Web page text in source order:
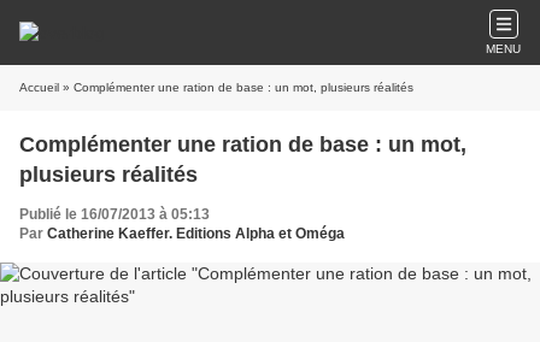
MENU
Accueil » Complémenter une ration de base : un mot, plusieurs réalités
Complémenter une ration de base : un mot,
plusieurs réalités
Publié le 16/07/2013 à 05:13
Par Catherine Kaeffer. Editions Alpha et Oméga